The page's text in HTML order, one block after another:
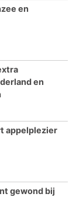
en
en
appelplezier
gewond bij